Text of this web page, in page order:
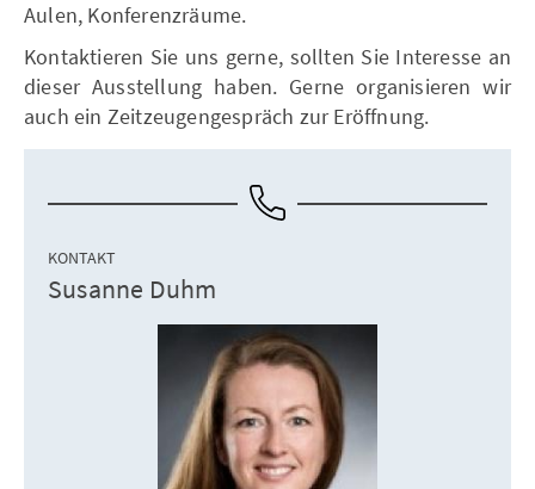
Aulen, Konferenzräume.
Kontaktieren Sie uns gerne, sollten Sie Interesse an
dieser Ausstellung haben. Gerne organisieren wir
auch ein Zeitzeugengespräch zur Eröffnung.
KONTAKT
Susanne Duhm